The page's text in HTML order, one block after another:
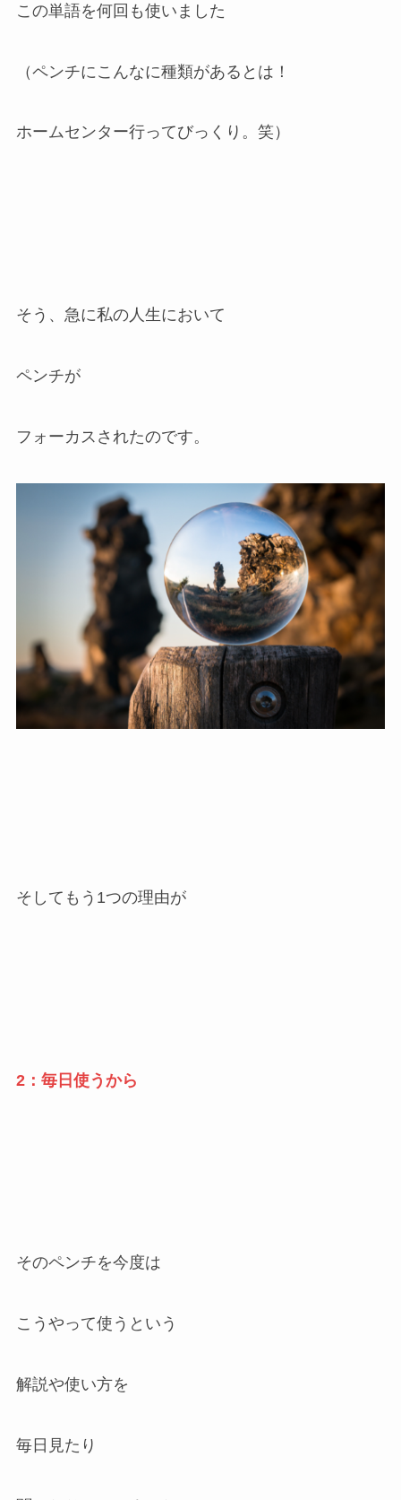
この単語を何回も使いました
（ペンチにこんなに種類があるとは！
ホームセンター行ってびっくり。笑）
そう、急に私の人生において
ペンチが
フォーカスされたのです。
そしてもう1つの理由が
2：毎日使うから
そのペンチを今度は
こうやって使うという
解説や使い方を
毎日見たり